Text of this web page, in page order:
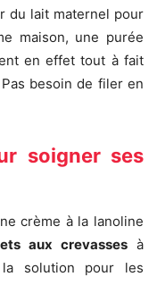
du lait maternel pour
maison, une purée
en effet tout à fait
besoin de filer en
soigner ses
crème à la lanoline
aux crevasses à
la solution pour les